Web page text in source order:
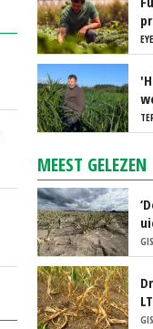
MEEST GELEZEN